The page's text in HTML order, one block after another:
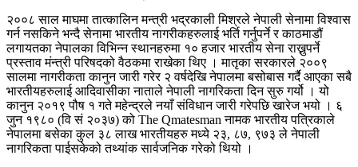
२००८ साल माघमा तात्कालिन मन्त्री भद्रकाली मिश्रले नेपाली सेनामा विश्वास
गर्न नसकिने भन्दै सेनामा भारतीय नागरीकहरुलाई भर्ति गर्नुपर्ने र काठमाडौं
लगायतका नेपालका विभिन्न स्थानहरुमा १० हजार भारतीय सेना राख्नुपर्ने
प्रस्ताव मंन्त्री परिषदको वैठकमा राखेका थिए । मातृका सरकारले २००९
सालमा नागरीकता कानुन जारी गरेर २ वर्षदेखि नेपालमा बसोबास गर्दै आएका सबै
भारतीयहरुलाई आदिवासीका नाताले नेपाली नागरिकता दिन सुरु गर्यो । यो
कानुन २०१९ पौष १ गते महेन्द्रले नयाँ संविधान जारी गरेपछि खारेज भयो । ६
जुन १९८० (वि सं २०३७) को The Qmatesman नामक भारतीय पत्रिकाले
नेपालमा बसेका कुल ३८ लाख भारतीयहरु मध्ये २३, ८७, ९७३ ले नेपाली
नागरिकता पाईसकेको तथ्यांक सार्वजनिक गरेको थियो ।